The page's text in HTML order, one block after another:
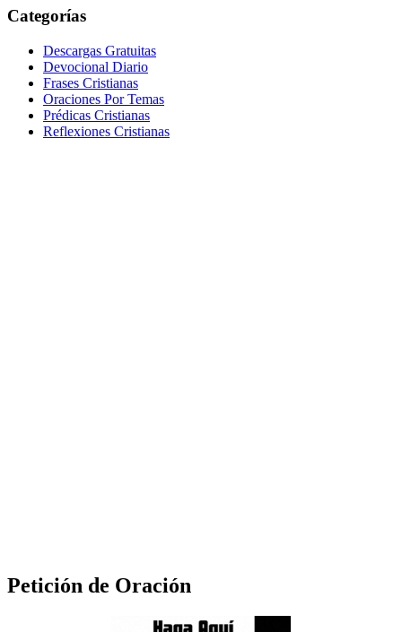
Categorías
Descargas Gratuitas
Devocional Diario
Frases Cristianas
Oraciones Por Temas
Prédicas Cristianas
Reflexiones Cristianas
Petición de Oración